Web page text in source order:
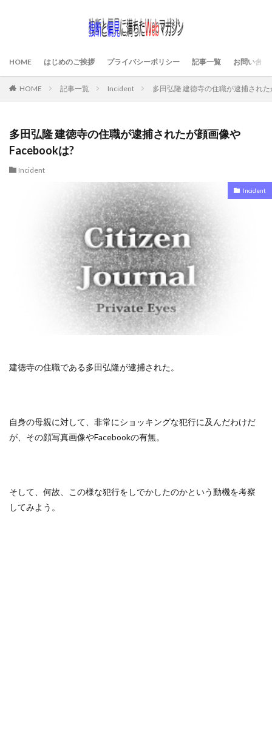
HOME はじめのご挨拶 プライバシーポリシー 記事一覧 お問い合わ
HOME 記事一覧 Incident 多田弘隆 建徳寺の住職が逮捕され
多田弘隆 建徳寺の住職が逮捕されたが顔画像や
Facebookは?
Incident
Incident
建徳寺の住職である多田弘隆が逮捕された。
自身の母親に対して、非常にショッキングな犯行に及んだわけだ
が、その顔写真画像やFacebookの有無。
そして、何故、この様な犯行をしでかしたのかという動機を考察
してみよう。